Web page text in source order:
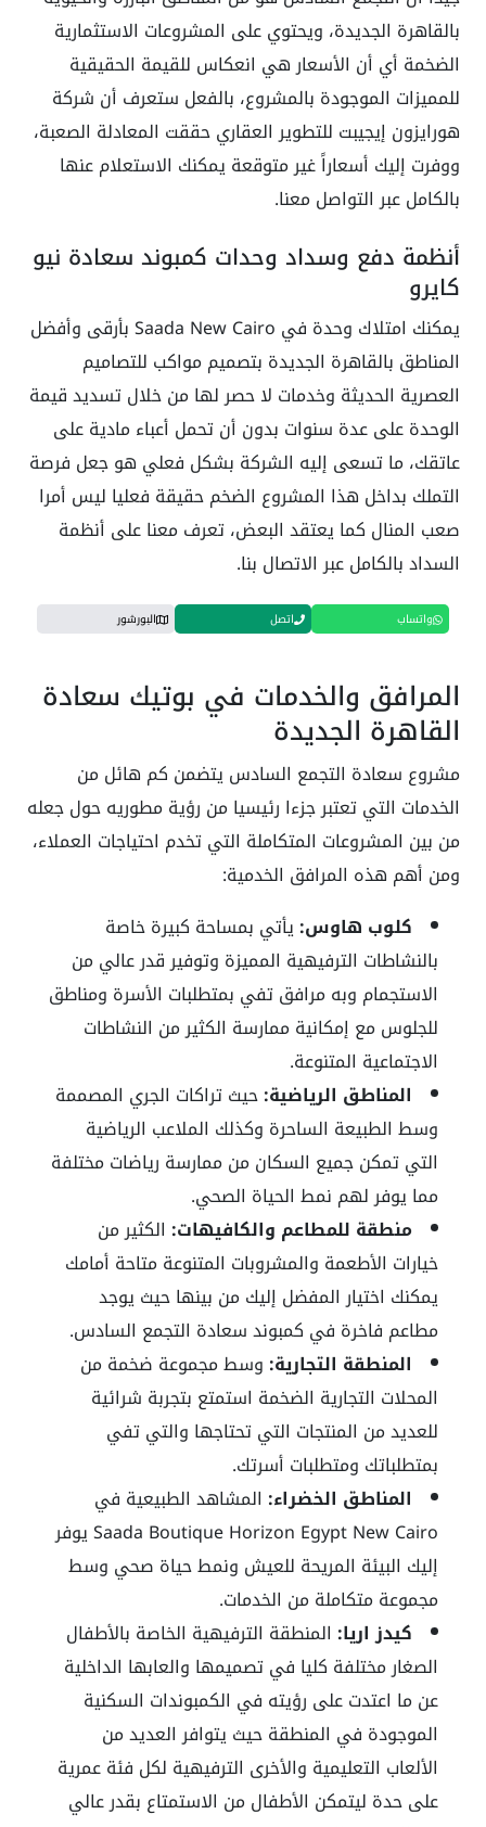
بالقاهرة الجديدة، ويحتوي على المشروعات الاستثمارية
الضخمة أي أن الأسعار هي انعكاس للقيمة الحقيقية
للمميزات الموجودة بالمشروع، بالفعل ستعرف أن شركة
هورايزون إيجيبت للتطوير العقاري حققت المعادلة الصعبة،
ووفرت إليك أسعاراً غير متوقعة يمكنك الاستعلام عنها
بالكامل عبر التواصل معنا.
أنظمة دفع وسداد وحدات كمبوند سعادة نيو
كايرو
يمكنك امتلاك وحدة في Saada New Cairo بأرقى وأفضل
المناطق بالقاهرة الجديدة بتصميم مواكب للتصاميم
العصرية الحديثة وخدمات لا حصر لها من خلال تسديد قيمة
الوحدة على عدة سنوات بدون أن تحمل أعباء مادية على
عاتقك، ما تسعى إليه الشركة بشكل فعلي هو جعل فرصة
التملك بداخل هذا المشروع الضخم حقيقة فعليا ليس أمرا
صعب المنال كما يعتقد البعض، تعرف معنا على أنظمة
السداد بالكامل عبر الاتصال بنا.
واتساب اتصل البورشور
المرافق والخدمات في بوتيك سعادة
القاهرة الجديدة
مشروع سعادة التجمع السادس يتضمن كم هائل من
الخدمات التي تعتبر جزءا رئيسيا من رؤية مطوريه حول جعله
من بين المشروعات المتكاملة التي تخدم احتياجات العملاء،
ومن أهم هذه المرافق الخدمية:
كلوب هاوس:يأتي بمساحة كبيرة خاصة
بالنشاطات الترفيهية المميزة وتوفير قدر عالي من
الاستجمام وبه مرافق تفي بمتطلبات الأسرة ومناطق
للجلوس مع إمكانية ممارسة الكثير من النشاطات
الاجتماعية المتنوعة.
المناطق الرياضية:حيث تراكات الجري المصممة
وسط الطبيعة الساحرة وكذلك الملاعب الرياضية
التي تمكن جميع السكان من ممارسة رياضات مختلفة
مما يوفر لهم نمط الحياة الصحي.
منطقة للمطاعم والكافيهات: الكثير من
خيارات الأطعمة والمشروبات المتنوعة متاحة أمامك
يمكنك اختيار المفضل إليك من بينها حيث يوجد
مطاعم فاخرة في كمبوند سعادة التجمع السادس.
المنطقة التجارية: وسط مجموعة ضخمة من
المحلات التجارية الضخمة استمتع بتجربة شرائية
للعديد من المنتجات التي تحتاجها والتي تفي
بمتطلباتك ومتطلبات أسرتك.
المناطق الخضراء: المشاهد الطبيعية في
Saada Boutique Horizon Egypt New Cairo يوفر
إليك البيئة المريحة للعيش ونمط حياة صحي وسط
مجموعة متكاملة من الخدمات.
كيدز اريا: المنطقة الترفيهية الخاصة بالأطفال
الصغار مختلفة كليا في تصميمها والعابها الداخلية
عن ما اعتدت على رؤيته في الكمبوندات السكنية
الموجودة في المنطقة حيث يتوافر العديد من
الألعاب التعليمية والأخرى الترفيهية لكل فئة عمرية
على حدة ليتمكن الأطفال من الاستمتاع بقدر عالي